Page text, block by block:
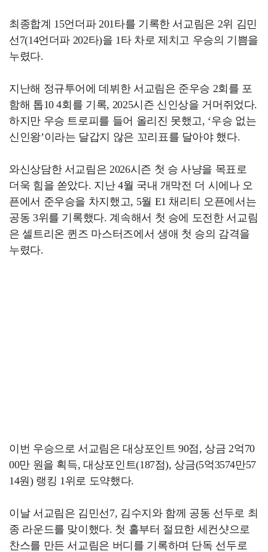
최종합계 15언더파 201타를 기록한 서교림은 2위 김민
선7(14언더파 202타)을 1타 차로 제치고 우승의 기쁨을
누렸다.
지난해 정규투어에 데뷔한 서교림은 준우승 2회를 포
함해 톱10 4회를 기록, 2025시즌 신인상을 거머쥐었다.
하지만 우승 트로피를 들어 올리진 못했고, ‘우승 없는
신인왕’이라는 달갑지 않은 꼬리표를 달아야 했다.
와신상담한 서교림은 2026시즌 첫 승 사냥을 목표로
더욱 힘을 쏟았다. 지난 4월 국내 개막전 더 시에나 오
픈에서 준우승을 차지했고, 5월 E1 채리티 오픈에서는
공동 3위를 기록했다. 계속해서 첫 승에 도전한 서교림
은 셀트리온 퀸즈 마스터즈에서 생애 첫 승의 감격을
누렸다.
이번 우승으로 서교림은 대상포인트 90점, 상금 2억70
00만 원을 획득, 대상포인트(187점), 상금(5억3574만57
14원) 랭킹 1위로 도약했다.
이날 서교림은 김민선7, 김수지와 함께 공동 선두로 최
종 라운드를 맞이했다. 첫 홀부터 절묘한 세컨샷으로
찬스를 만든 서교림은 버디를 기록하며 단독 선두로